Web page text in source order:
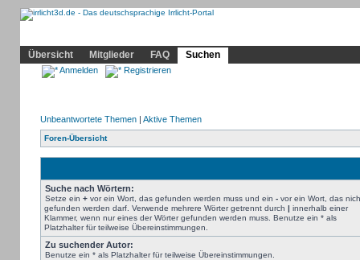
Übersicht
Mitglieder FAQ Suchen
Anmelden Registrieren
Unbeantwortete Themen| Aktive Themen
Foren-Übersicht
Suche nach Wörtern:
Setze ein +vor ein Wort, das gefunden werden muss und ein -vor ein Wort, das
gefunden werden darf. Verwende mehrere Wörter getrennt durch | innerhalb einer
Klammer, wenn nur eines der Wörter gefunden werden muss. Benutze ein * als
Platzhalter für teilweise Übereinstimmungen.
Zu suchender Autor:
Benutze ein * als Platzhalter für teilweise Übereinstimmungen.